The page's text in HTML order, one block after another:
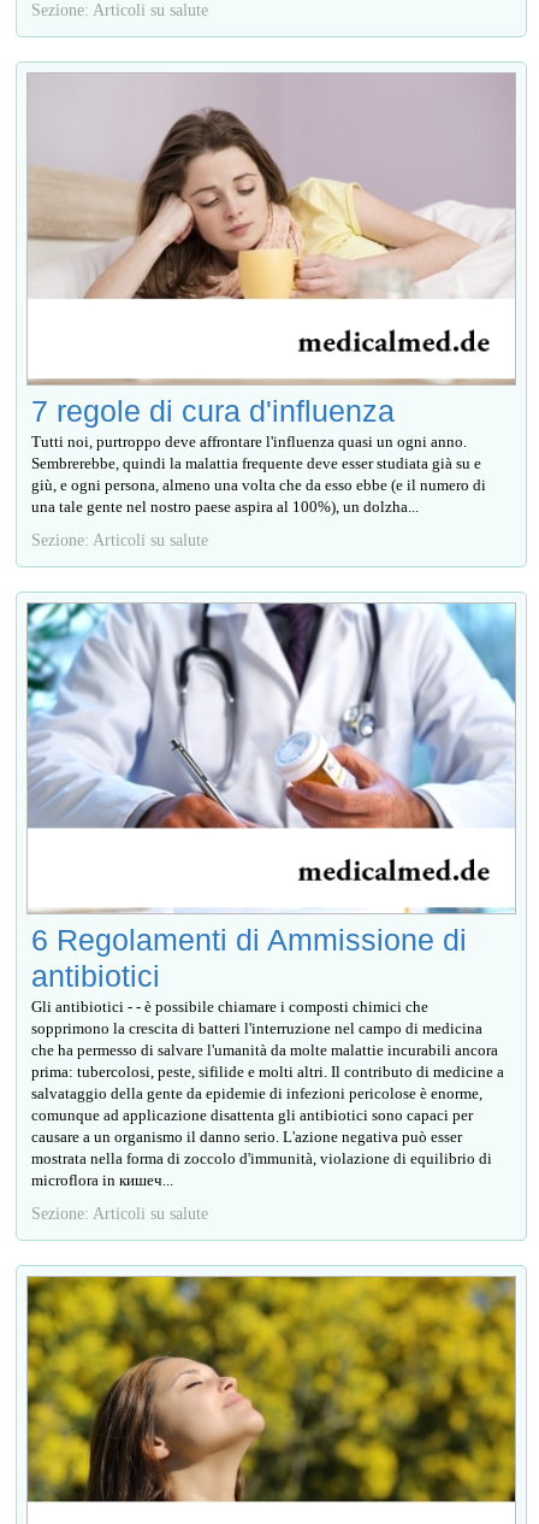
Sezione: Articoli su salute
7 regole di cura d'influenza
Tutti noi, purtroppo deve affrontare l'influenza quasi un ogni anno.
Sembrerebbe, quindi la malattia frequente deve esser studiata già su e
giù, e ogni persona, almeno una volta che da esso ebbe (e il numero di
una tale gente nel nostro paese aspira al 100%), un dolzha...
Sezione: Articoli su salute
6 Regolamenti di Ammissione di
antibiotici
Gli antibiotici - - è possibile chiamare i composti chimici che
sopprimono la crescita di batteri l'interruzione nel campo di medicina
che ha permesso di salvare l'umanità da molte malattie incurabili ancora
prima: tubercolosi, peste, sifilide e molti altri. Il contributo di medicine a
salvataggio della gente da epidemie di infezioni pericolose è enorme,
comunque ad applicazione disattenta gli antibiotici sono capaci per
causare a un organismo il danno serio. L'azione negativa può esser
mostrata nella forma di zoccolo d'immunità, violazione di equilibrio di
microflora in кишеч...
Sezione: Articoli su salute